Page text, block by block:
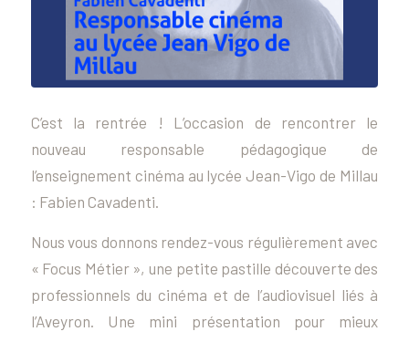
C’est la rentrée ! L’occasion de rencontrer le
nouveau responsable pédagogique de
l’enseignement cinéma au lycée Jean-Vigo de Millau
: Fabien Cavadenti.
Nous vous donnons rendez-vous régulièrement avec
« Focus Métier », une petite pastille découverte des
professionnels du cinéma et de l’audiovisuel liés à
l’Aveyron. Une mini présentation pour mieux